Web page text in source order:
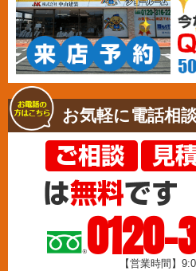
お気軽に電話相
0120-
【営業時間】